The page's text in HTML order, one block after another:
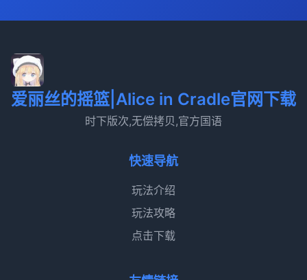
爱丽丝的摇篮|Alice in Cradle官网下载
时下版次,无偿拷贝,官方国语
快速导航
玩法介绍
玩法攻略
点击下载